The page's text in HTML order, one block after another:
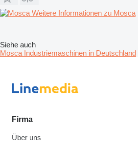
Weitere Informationen zu Mosca
Siehe auch
Mosca Industriemaschinen in Deutschland
Firma
Über uns